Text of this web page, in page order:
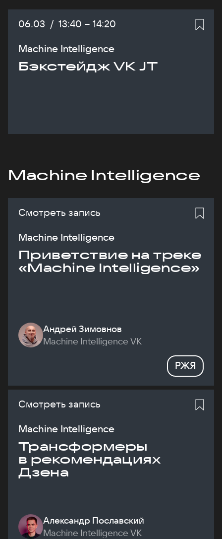
Дата:
06.03 / Начало:
13:40 – Конец:
14:20
Machine Intelligence
Бэкстейдж VK JT
Machine Intelligence
Смотреть запись
Machine Intelligence
Приветствие на треке
«Machine Intelligence»
Андрей Зимовнов
Machine Intelligence VK
РЖЯ
Смотреть запись
Machine Intelligence
Трансформеры
в рекомендациях
Дзена
Александр Пославский
Machine Intelligence VK